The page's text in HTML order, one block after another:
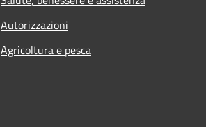
Autorizzazioni
Agricoltura e pesca